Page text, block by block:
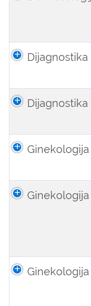
Dijagnostika
Dijagnostika
Ginekologija
Ginekologija
Ginekologija